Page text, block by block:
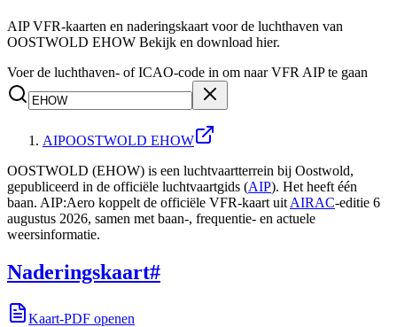
AIP VFR-kaarten en naderingskaart voor de luchthaven van
OOSTWOLD EHOW Bekijk en download hier.
Voer de luchthaven- of ICAO-code in om naar VFR AIP te gaan
AIPOOSTWOLD EHOW
OOSTWOLD (EHOW) is een luchtvaartterrein bij Oostwold,
gepubliceerd in de officiële luchtvaartgids (AIP). Het heeft één
baan. AIP:Aero koppelt de officiële VFR-kaart uit AIRAC-editie 6
augustus 2026, samen met baan-, frequentie- en actuele
weersinformatie.
Naderingskaart#
Kaart-PDF openen